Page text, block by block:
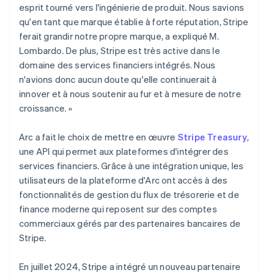
esprit tourné vers l'ingénierie de produit. Nous savions
qu'en tant que marque établie à forte réputation, Stripe
ferait grandir notre propre marque, a expliqué M.
Lombardo. De plus, Stripe est très active dans le
domaine des services financiers intégrés. Nous
n'avions donc aucun doute qu'elle continuerait à
innover et à nous soutenir au fur et à mesure de notre
croissance. »
Arc a fait le choix de mettre en œuvre Stripe Treasury,
une API qui permet aux plateformes d'intégrer des
services financiers. Grâce à une intégration unique, les
utilisateurs de la plateforme d'Arc ont accès à des
fonctionnalités de gestion du flux de trésorerie et de
finance moderne qui reposent sur des comptes
commerciaux gérés par des partenaires bancaires de
Stripe.
En juillet 2024, Stripe a intégré un nouveau partenaire